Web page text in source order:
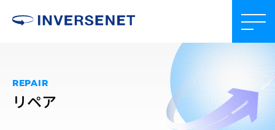
REPAIR
リペア